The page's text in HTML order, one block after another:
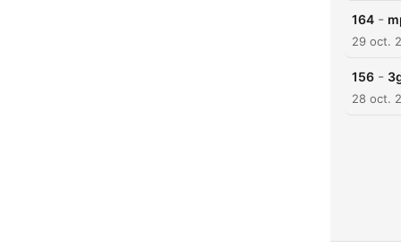
164 -
29 oct.
156 -
28 oct.